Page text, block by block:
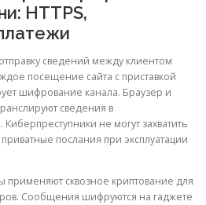
HTTPS,
сведений между клиентом
посещение сайта с приставкой
шифрование канала. Браузер и
сведения в
не могут захватить
послания при эксплуатации
сквозное криптование для
Сообщения шифруются на гаджете